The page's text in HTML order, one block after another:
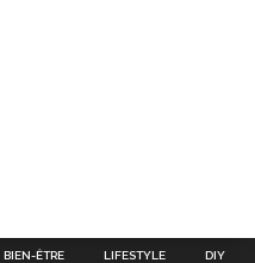
BIEN-ÊTRE LIFESTYLE DIY